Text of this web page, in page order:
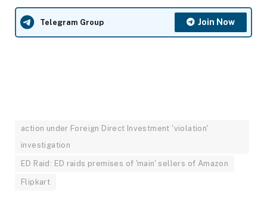
Telegram Group Join Now
action under Foreign Direct Investment 'violation'
investigation
ED Raid: ED raids premises of 'main' sellers of Amazon
Flipkart